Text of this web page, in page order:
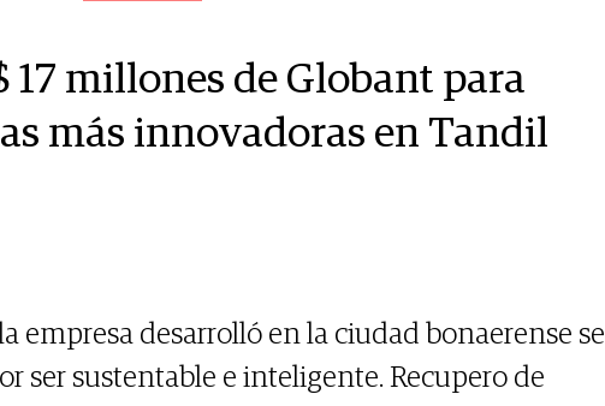
17 millones de Globant para
más innovadoras en Tandil
empresa desarrolló en la ciudad bonaerense se
ser sustentable e inteligente. Recupero de